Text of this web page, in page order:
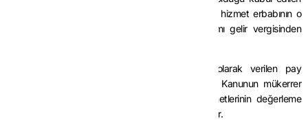
pay senetlerinin, verildiği tarihteki rayiç değerinin hizmet erbabının o
yıldaki bir yıllık brüt ücret tutarını aşmayan kısmı gelir vergisinden
(5) Hizmet erbabına bedelsiz veya indirimli olarak verilen pay
senetlerinin rayiç değerinin tespitinde, 213 sayılı Kanunun mükerrer
266 ncı maddesi uyarınca söz konusu pay senetlerinin değerleme
günündeki normal alım satım değeri esas alınacaktır.